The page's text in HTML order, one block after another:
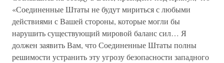
«Соединенные Штаты не будут мириться с любыми
действиями с Вашей стороны, которые могли бы
нарушить существующий мировой баланс сил… Я
должен заявить Вам, что Соединенные Штаты полны
решимости устранить эту угрозу безопасности западного